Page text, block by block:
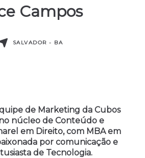
Campos
SALVADOR - BA
de Marketing da Cubos
núcleo de Conteúdo e
em Direito, com MBA em
por comunicação e
de Tecnologia.